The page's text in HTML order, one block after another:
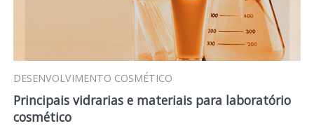
DESENVOLVIMENTO COSMÉTICO
Principais vidrarias e materiais para laboratório
cosmético